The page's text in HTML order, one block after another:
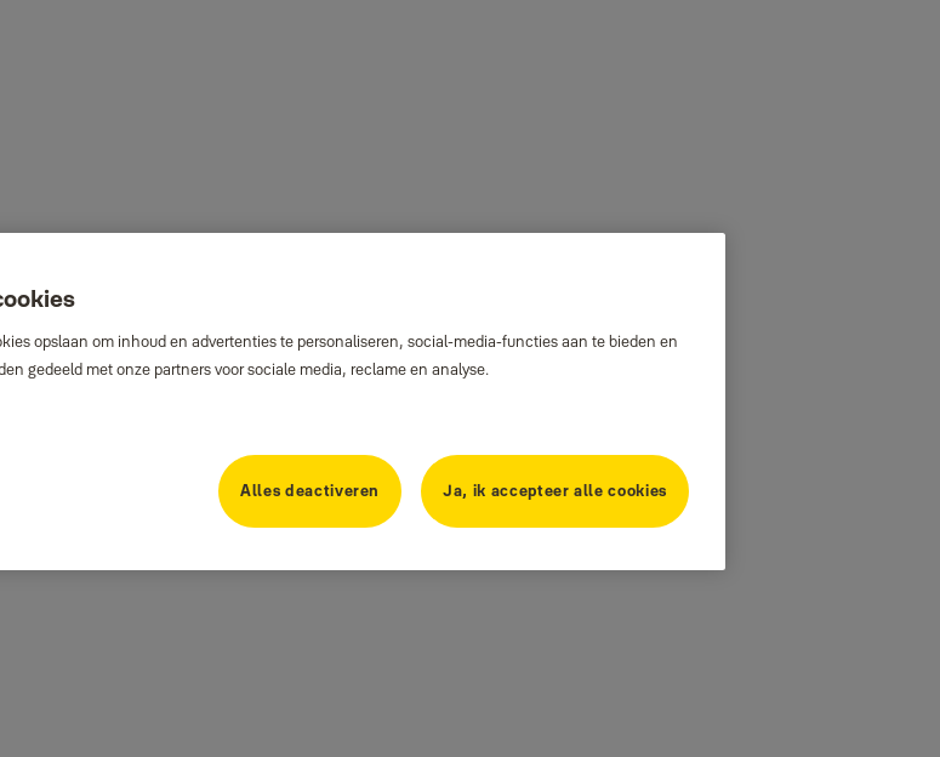
opslaan om inhoud en advertenties te personaliseren, social-media-functies aan te bieden en
gedeeld met onze partners voor sociale media, reclame en analyse.
Alles deactiveren
Ja, ik accepteer alle cookies